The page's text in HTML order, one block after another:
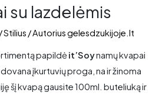
su lazdelėmis
/Stilius / Autoriusgelesdzukijoje.lt
papildė it’Soynamų kvapai
įkurtuvių proga, na ir žinoma
šį kvapą gausite 100ml. buteliuką ir